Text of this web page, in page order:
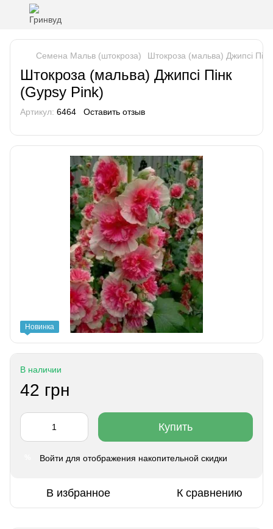
Семена Мальв (штокроза) Штокроза (мальва) Джипсі
Штокроза (мальва) Джипсі Пінк
(Gypsy Pink)
Артикул: 6464 Оставить отзыв
Новинка
В наличии
42 грн
Купить
Войти для отображения накопительной скидки
В избранное К сравнению